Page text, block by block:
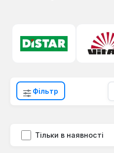
Фільтр
Тільки в наявності